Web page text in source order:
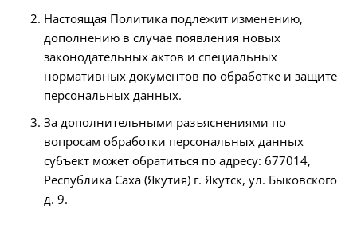
Настоящая Политика подлежит изменению,
дополнению в случае появления новых
законодательных актов и специальных
нормативных документов по обработке и защите
персональных данных.
За дополнительными разъяснениями по
вопросам обработки персональных данных
субъект может обратиться по адресу: 677014,
Республика Саха (Якутия) г. Якутск, ул. Быковского
д. 9.